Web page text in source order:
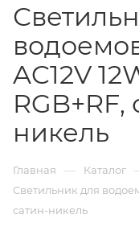
AC12V
RGB+RF,
никель
Главная — Каталог
Светильник для
сатин-никель